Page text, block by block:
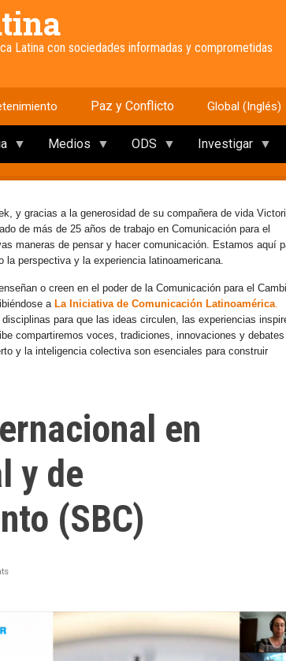
Latina con sociedades informadas y comprometidas
Paz y Conflicto Global (Inglés)
Medios ODS Investigar
y gracias a la generosidad de su compañera de vida
de más de 25 años de trabajo en Comunicación para el
maneras de pensar y hacer comunicación. Estamos aquí
la perspectiva y la experiencia latinoamericana.
o creen en el poder de la Comunicación para el
a La Iniciativa de Comunicación Latinoamérica.
para que las ideas circulen, las experiencias
compartiremos voces, tradiciones, innovaciones y debates
y la inteligencia colectiva son esenciales para construir
en
y de
(SBC)